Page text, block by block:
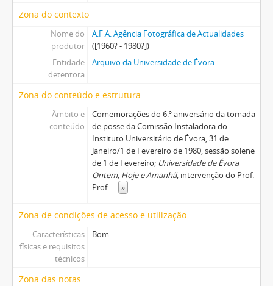
Zona do contexto
Nome do
produtor
A.F.A. Agência Fotográfica de Actualidades
([1960? - 1980?])
Entidade
detentora
Arquivo da Universidade de Évora
Zona do conteúdo e estrutura
Âmbito e
conteúdo
Comemorações do 6.º aniversário da tomada
de posse da Comissão Instaladora do
Instituto Universitário de Évora, 31 de
Janeiro/1 de Fevereiro de 1980, sessão solene
de 1 de Fevereiro; Universidade de Évora
Ontem, Hoje e Amanhã, intervenção do Prof.
Prof. ... »
Zona de condições de acesso e utilização
Características
físicas e requisitos
técnicos
Bom
Zona das notas